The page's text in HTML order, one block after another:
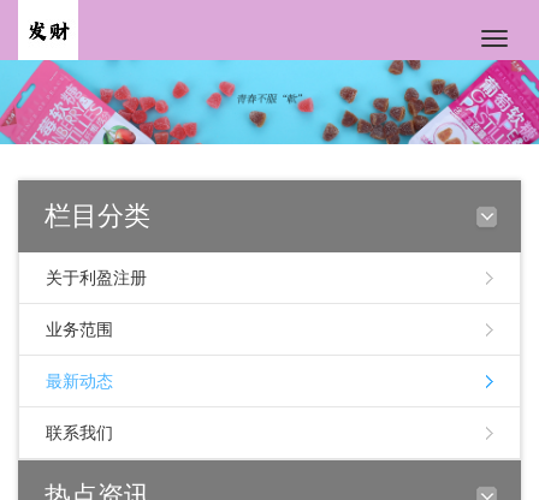
Toggle
栏目分类
关于利盈注册
业务范围
最新动态
联系我们